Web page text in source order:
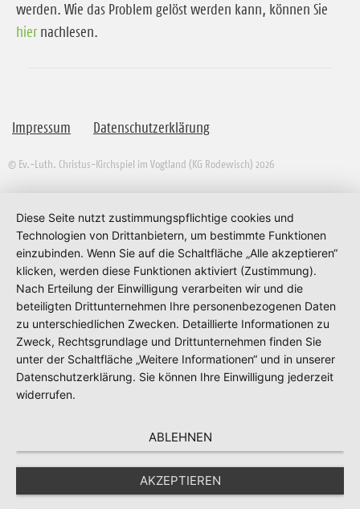
werden. Wie das Problem gelöst werden kann, können Sie
hier nachlesen.
Impressum Datenschutzerklärung
© Ev.-Luth. Christus-Kirchspiel im Vogtland (KG Rodewisch) 2026
Diese Seite nutzt zustimmungspflichtige cookies und
Technologien von Drittanbietern, um bestimmte Funktionen
einzubinden. Wenn Sie auf die Schaltfläche „Alle akzeptieren“
klicken, werden diese Funktionen aktiviert (Zustimmung).
Nach Erteilung der Einwilligung verarbeiten wir und die
beteiligten Drittunternehmen Ihre personenbezogenen Daten
zu unterschiedlichen Zwecken. Detaillierte Informationen zu
Zweck, Rechtsgrundlage und Drittunternehmen finden Sie
unter der Schaltfläche „Weitere Informationen“ und in unserer
Datenschutzerklärung. Sie können Ihre Einwilligung jederzeit
widerrufen.
ABLEHNEN
AKZEPTIEREN